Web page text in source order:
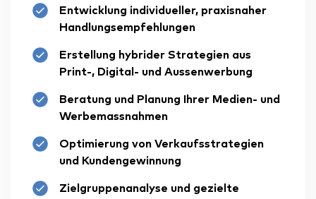
Entwicklung individueller, praxisnaher
Handlungsempfehlungen
Erstellung hybrider Strategien aus
Print-, Digital- und Aussenwerbung
Beratung und Planung Ihrer Medien- und
Werbemassnahmen
Optimierung von Verkaufsstrategien
und Kundengewinnung
Zielgruppenanalyse und gezielte